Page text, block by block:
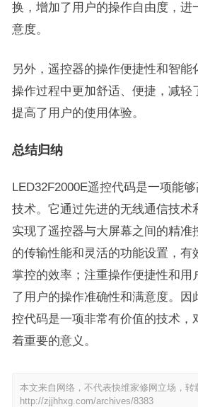
换，增加了用户的操作自由度，进
意度。
另外，遥控器的操作便捷性和智能
操作过程中更加舒适、便捷，减轻
提高了用户的使用体验。
总结归纳
LED32F2000E遥控代码是一项能
技术。它通过先进的无线通信技术
实现了遥控器与大屏幕之间的精准
的传输性能和灵活的功能设置，有
掌控的效率；注重操作便捷性和用
了用户的操作准确性和满意度。因
控代码是一项非常有价值的技术，
着重要的意义。
本文来自网络，不代表快维家修网立场，转
http://zjjhhxg.com/archives/8383